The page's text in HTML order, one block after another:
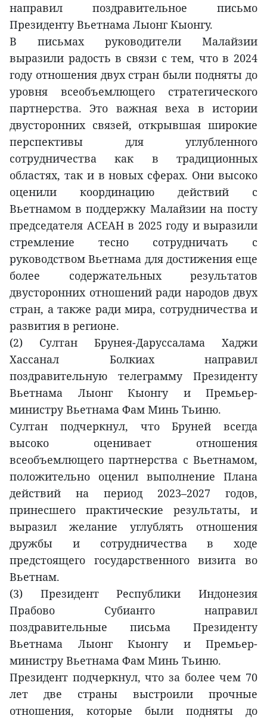
направил поздравительное письмо
Президенту Вьетнама Лыонг Кыонгу.
В письмах руководители Малайзии
выразили радость в связи с тем, что в 2024
году отношения двух стран были подняты до
уровня всеобъемлющего стратегического
партнерства. Это важная веха в истории
двусторонних связей, открывшая широкие
перспективы для углубленного
сотрудничества как в традиционных
областях, так и в новых сферах. Они высоко
оценили координацию действий с
Вьетнамом в поддержку Малайзии на посту
председателя АСЕАН в 2025 году и выразили
стремление тесно сотрудничать с
руководством Вьетнама для достижения еще
более содержательных результатов
двусторонних отношений ради народов двух
стран, а также ради мира, сотрудничества и
развития в регионе.
(2) Султан Брунея-Даруссалама Хаджи
Хассанал Болкиах направил
поздравительную телеграмму Президенту
Вьетнама Лыонг Кыонгу и Премьер-
министру Вьетнама Фам Минь Тьиню.
Султан подчеркнул, что Бруней всегда
высоко оценивает отношения
всеобъемлющего партнерства с Вьетнамом,
положительно оценил выполнение Плана
действий на период 2023–2027 годов,
принесшего практические результаты, и
выразил желание углублять отношения
дружбы и сотрудничества в ходе
предстоящего государственного визита во
Вьетнам.
(3) Президент Республики Индонезия
Прабово Субианто направил
поздравительные письма Президенту
Вьетнама Лыонг Кыонгу и Премьер-
министру Вьетнама Фам Минь Тьиню.
Президент подчеркнул, что за более чем 70
лет две страны выстроили прочные
отношения, которые были подняты до